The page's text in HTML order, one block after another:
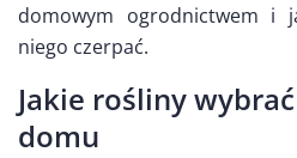
domowym ogrodnictwem i
niego czerpać.
Jakie rośliny
domu